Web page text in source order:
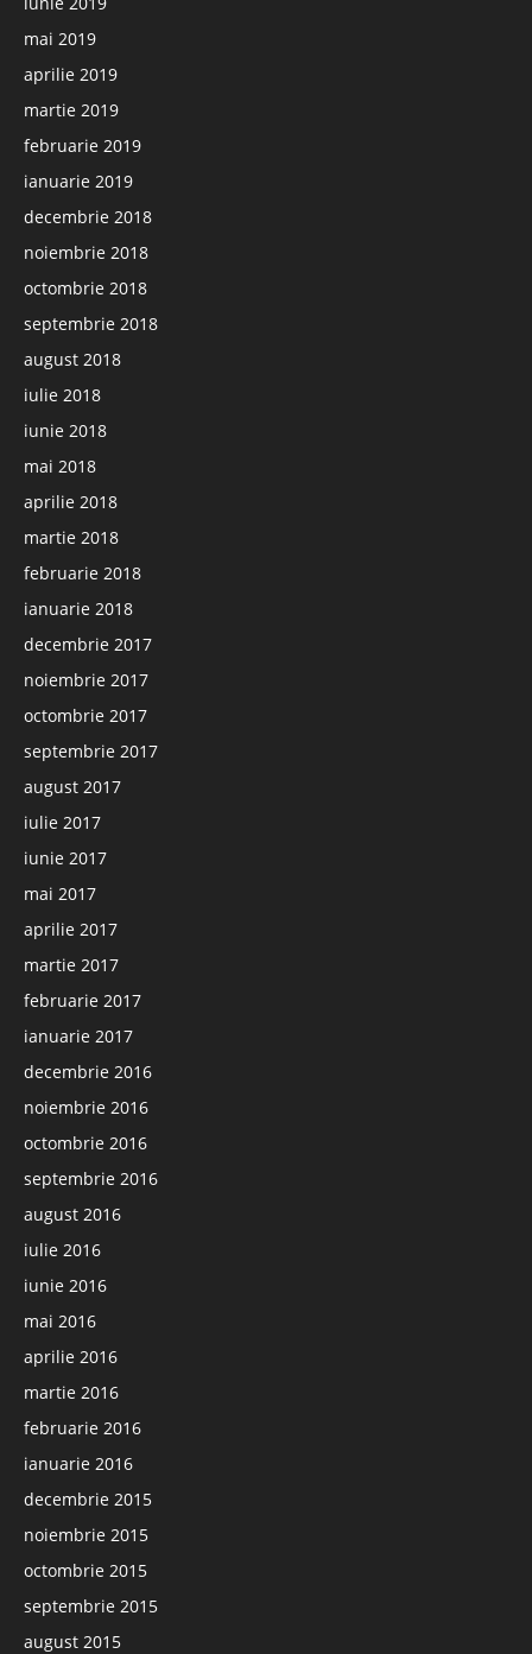
mai 2019
aprilie 2019
martie 2019
februarie 2019
ianuarie 2019
decembrie 2018
noiembrie 2018
octombrie 2018
septembrie 2018
august 2018
iulie 2018
iunie 2018
mai 2018
aprilie 2018
martie 2018
februarie 2018
ianuarie 2018
decembrie 2017
noiembrie 2017
octombrie 2017
septembrie 2017
august 2017
iulie 2017
iunie 2017
mai 2017
aprilie 2017
martie 2017
februarie 2017
ianuarie 2017
decembrie 2016
noiembrie 2016
octombrie 2016
septembrie 2016
august 2016
iulie 2016
iunie 2016
mai 2016
aprilie 2016
martie 2016
februarie 2016
ianuarie 2016
decembrie 2015
noiembrie 2015
octombrie 2015
septembrie 2015
august 2015